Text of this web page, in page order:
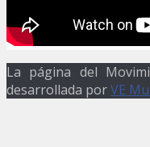
La página del
desarrollada porVE